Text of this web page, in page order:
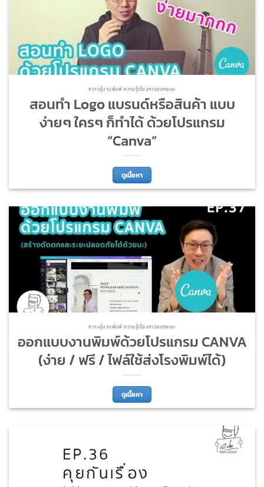
ความรู้งานพิมพ์ ความรู้เรื่องการออกแบบ
สอนทำ Logo แบรนด์หรือสินค้า แบบ
ง่ายๆ ใครๆ ก็ทำได้ ด้วยโปรแกรม
“Canva”
ดูเนื้อหา
ความรู้งานพิมพ์ ความรู้เรื่องการออกแบบ
ออกแบบงานพิมพ์ด้วยโปรแกรม CANVA
(ง่าย / ฟรี / ไฟล์ใช้ส่งโรงพิมพ์ได้)
ดูเนื้อหา